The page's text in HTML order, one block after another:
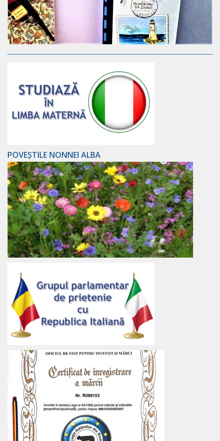
POVEȘTILE NONNEI ALBA